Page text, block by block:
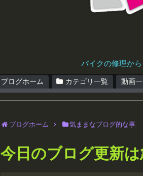
バイクの修理か
ブログホーム カテゴリ一覧 動画
ブログホーム 気ままなブログ的な事
今日のブログ更新は